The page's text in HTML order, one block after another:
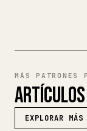
MÁS PATRONES
EXPLORAR